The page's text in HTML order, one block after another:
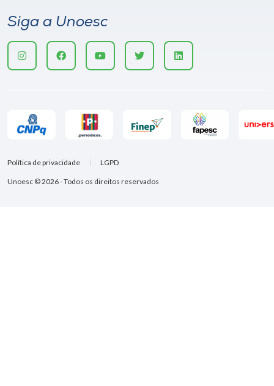
Siga a Unoesc
Unoesc © 2026 - Todos os direitos reservados
Política de privacidade LGPD